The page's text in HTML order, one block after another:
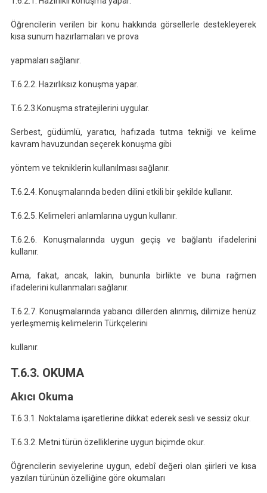
Öğrencilerin verilen bir konu hakkında görsellerle destekleyerek
kısa sunum hazırlamaları ve prova
yapmaları sağlanır.
T.6.2.2. Hazırlıksız konuşma yapar.
T.6.2.3.Konuşma stratejilerini uygular.
Serbest, güdümlü, yaratıcı, hafızada tutma tekniği ve kelime
kavram havuzundan seçerek konuşma gibi
yöntem ve tekniklerin kullanılması sağlanır.
T.6.2.4. Konuşmalarında beden dilini etkili bir şekilde kullanır.
T.6.2.5. Kelimeleri anlamlarına uygun kullanır.
T.6.2.6. Konuşmalarında uygun geçiş ve bağlantı ifadelerini
kullanır.
Ama, fakat, ancak, lakin, bununla birlikte ve buna rağmen
ifadelerini kullanmaları sağlanır.
T.6.2.7. Konuşmalarında yabancı dillerden alınmış, dilimize henüz
yerleşmemiş kelimelerin Türkçelerini
kullanır.
T.6.3. OKUMA
Akıcı Okuma
T.6.3.1. Noktalama işaretlerine dikkat ederek sesli ve sessiz okur.
T.6.3.2. Metni türün özelliklerine uygun biçimde okur.
Öğrencilerin seviyelerine uygun, edebî değeri olan şiirleri ve kısa
yazıları türünün özelliğine göre okumaları